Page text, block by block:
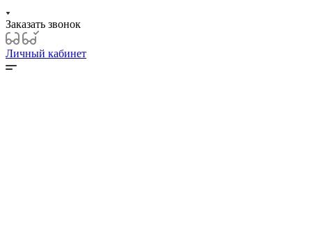
Заказать звонок
Личный кабинет